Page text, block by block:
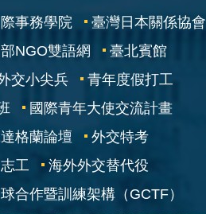
事務學院
臺灣日本關係協會
NGO雙語網
臺北賓館
交小尖兵
青年度假打工
國際青年大使交流計畫
格蘭論壇
外交特考
工
海外外交替代役
合作暨訓練架構（GCTF）